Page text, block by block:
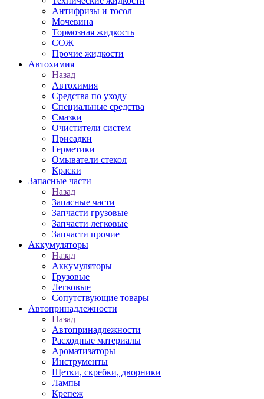
Антифризы и тосол
Мочевина
Тормозная жидкость
СОЖ
Прочие жидкости
Автохимия
Назад
Автохимия
Средства по уходу
Специальные средства
Смазки
Очистители систем
Присадки
Герметики
Омыватели стекол
Краски
Запасные части
Назад
Запасные части
Запчасти грузовые
Запчасти легковые
Запчасти прочие
Аккумуляторы
Назад
Аккумуляторы
Грузовые
Легковые
Сопутствующие товары
Автопринадлежности
Назад
Автопринадлежности
Расходные материалы
Ароматизаторы
Инструменты
Щетки, скребки, дворники
Лампы
Крепеж